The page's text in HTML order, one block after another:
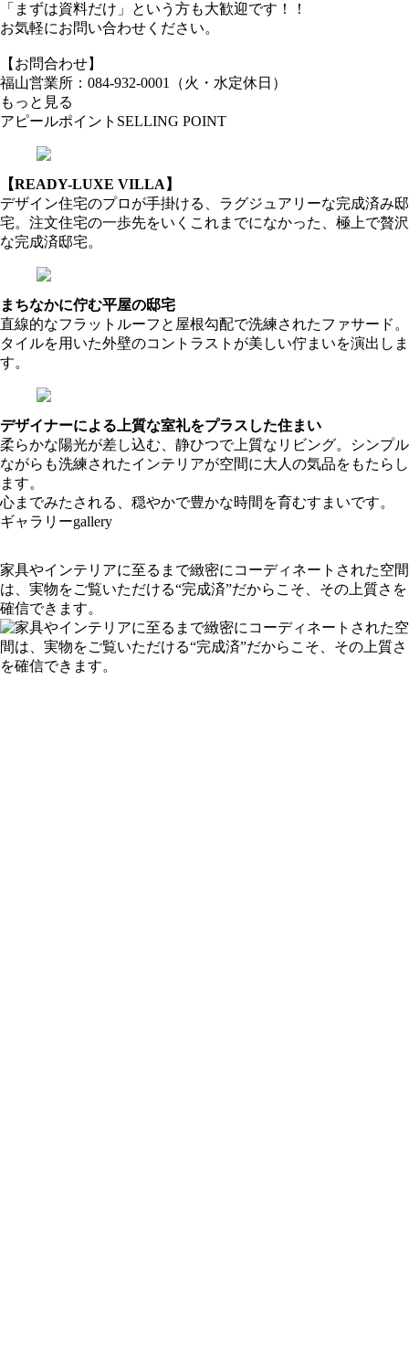
「まずは資料だけ」という方も大歓迎です！！
お気軽にお問い合わせください。
【お問合わせ】
福山営業所：084-932-0001（火・水定休日）
もっと見る
アピールポイント SELLING POINT
【READY-LUXE VILLA】
デザイン住宅のプロが手掛ける、ラグジュアリーな完成済み邸
宅。注文住宅の一歩先をいくこれまでになかった、極上で贅沢
な完成済邸宅。
まちなかに佇む平屋の邸宅
直線的なフラットルーフと屋根勾配で洗練されたファサード。
タイルを用いた外壁のコントラストが美しい佇まいを演出しま
す。
デザイナーによる上質な室礼をプラスした住まい
柔らかな陽光が差し込む、静ひつで上質なリビング。シンプル
ながらも洗練されたインテリアが空間に大人の気品をもたらし
ます。
心までみたされる、穏やかで豊かな時間を育むすまいです。
ギャラリーgallery
家具やインテリアに至るまで緻密にコーディネートされた空間
は、実物をご覧いただける“完成済”だからこそ、その上質さを
確信できます。